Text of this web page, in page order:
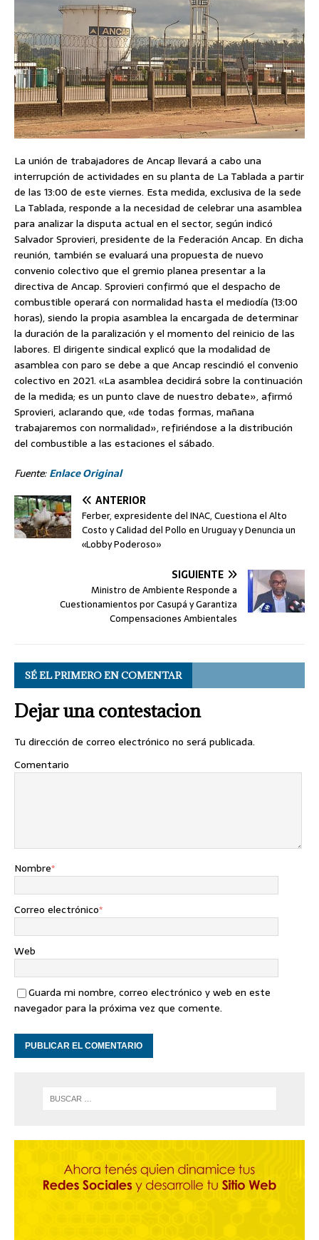
La unión de trabajadores de Ancap llevará a cabo una
interrupción de actividades en su planta de La Tablada a partir
de las 13:00 de este viernes. Esta medida, exclusiva de la sede
La Tablada, responde a la necesidad de celebrar una asamblea
para analizar la disputa actual en el sector, según indicó
Salvador Sprovieri, presidente de la Federación Ancap. En dicha
reunión, también se evaluará una propuesta de nuevo
convenio colectivo que el gremio planea presentar a la
directiva de Ancap. Sprovieri confirmó que el despacho de
combustible operará con normalidad hasta el mediodía (13:00
horas), siendo la propia asamblea la encargada de determinar
la duración de la paralización y el momento del reinicio de las
labores. El dirigente sindical explicó que la modalidad de
asamblea con paro se debe a que Ancap rescindió el convenio
colectivo en 2021. «La asamblea decidirá sobre la continuación
de la medida; es un punto clave de nuestro debate», afirmó
Sprovieri, aclarando que, «de todas formas, mañana
trabajaremos con normalidad», refiriéndose a la distribución
del combustible a las estaciones el sábado.
Fuente:Enlace Original
ANTERIOR
Ferber, expresidente del INAC, Cuestiona el Alto
Costo y Calidad del Pollo en Uruguay y Denuncia un
«Lobby Poderoso»
SIGUIENTE
Ministro de Ambiente Responde a
Cuestionamientos por Casupá y Garantiza
Compensaciones Ambientales
SÉ EL PRIMERO EN COMENTAR
Dejar una contestacion
Tu dirección de correo electrónico no será publicada.
Comentario
Nombre*
Correo electrónico*
Web
Guarda mi nombre, correo electrónico y web en este
navegador para la próxima vez que comente.